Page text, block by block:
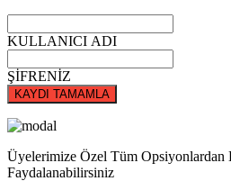
KULLANICI ADI
ŞİFRENİZ
KAYDI TAMAMLA
Üyelerimize Özel Tüm Opsiyonlardan
Faydalanabilirsiniz